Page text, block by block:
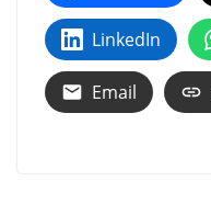
LinkedIn
Email